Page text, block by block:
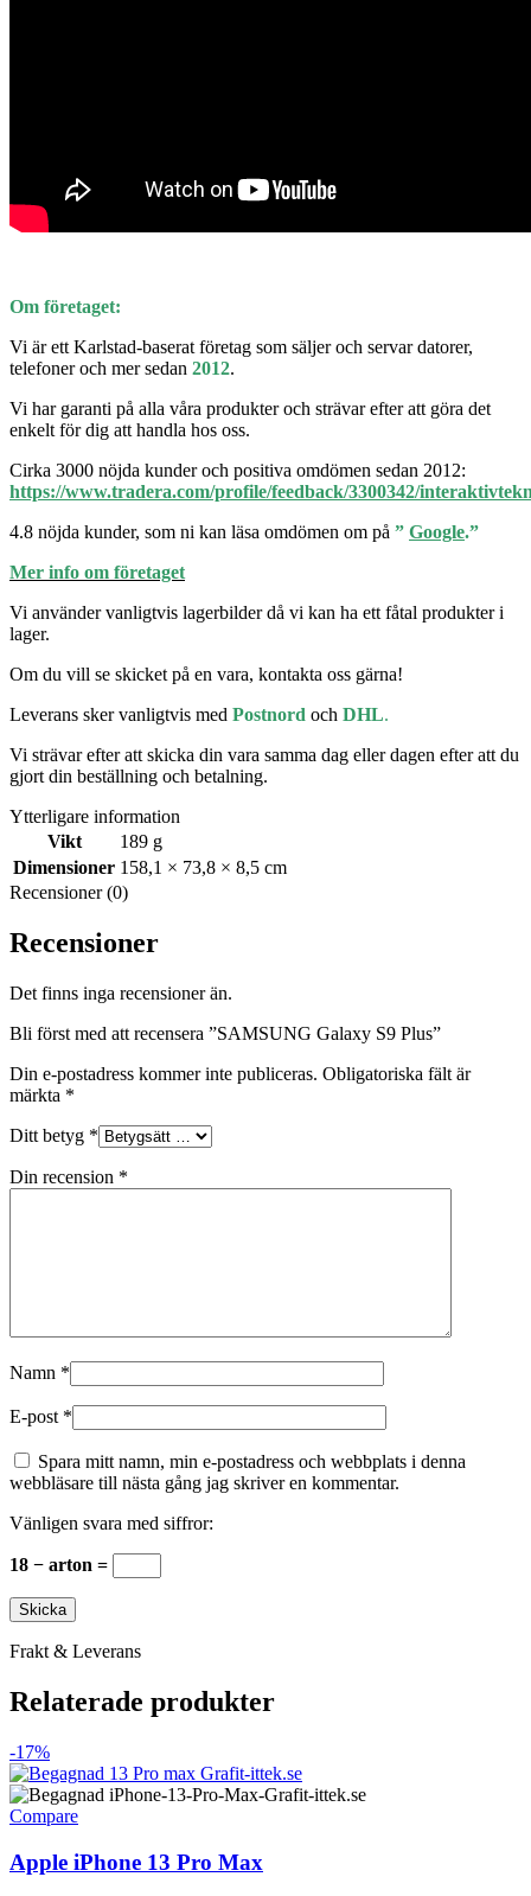
Om företaget:
Vi är ett Karlstad-baserat företag som säljer och servar datorer,
telefoner och mer sedan 2012.
Vi har garanti på alla våra produkter och strävar efter att göra det
enkelt för dig att handla hos oss.
Cirka 3000 nöjda kunder och positiva omdömen sedan 2012:
https://www.tradera.com/profile/feedback/3300342/
4.8 nöjda kunder, som ni kan läsa omdömen om på ” Google.”
Mer info om företaget
Vi använder vanligtvis lagerbilder då vi kan ha ett fåtal produkter i
lager.
Om du vill se skicket på en vara, kontakta oss gärna!
Leverans sker vanligtvis med Postnord och DHL.
Vi strävar efter att skicka din vara samma dag eller dagen efter att du
gjort din beställning och betalning.
Ytterligare information
Vikt
189 g
Dimensioner 158,1 × 73,8 × 8,5 cm
Recensioner (0)
Recensioner
Det finns inga recensioner än.
Bli först med att recensera ”SAMSUNG Galaxy S9 Plus”
Din e-postadress kommer inte publiceras. Obligatoriska fält är
märkta *
Ditt betyg *
Din recension *
Namn *
E-post *
Spara mitt namn, min e-postadress och webbplats i denna
webbläsare till nästa gång jag skriver en kommentar.
Vänligen svara med siffror:
18 − arton =
Frakt & Leverans
Relaterade produkter
-17%
Compare
Apple iPhone 13 Pro Max